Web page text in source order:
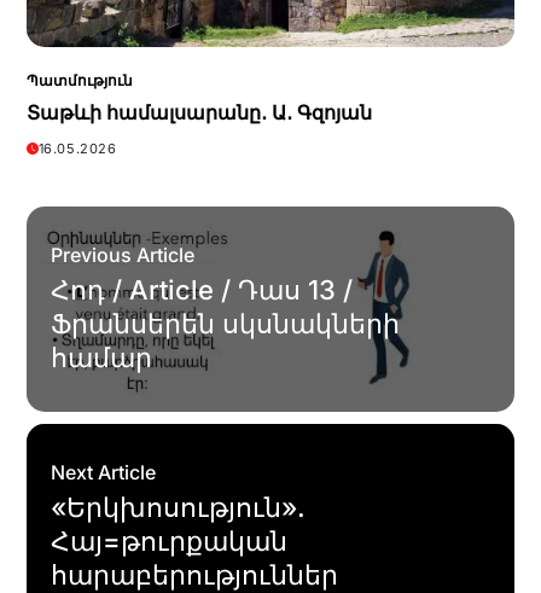
Պատմություն
Տաթևի համալսարանը․ Ա․ Գզոյան
16.05.2026
Previous Article
Հոդ / Article / Դաս 13 /
Ֆրանսերեն սկսնակների
համար
Next Article
«Երկխոսություն».
Հայ=թուրքական
հարաբերություններ